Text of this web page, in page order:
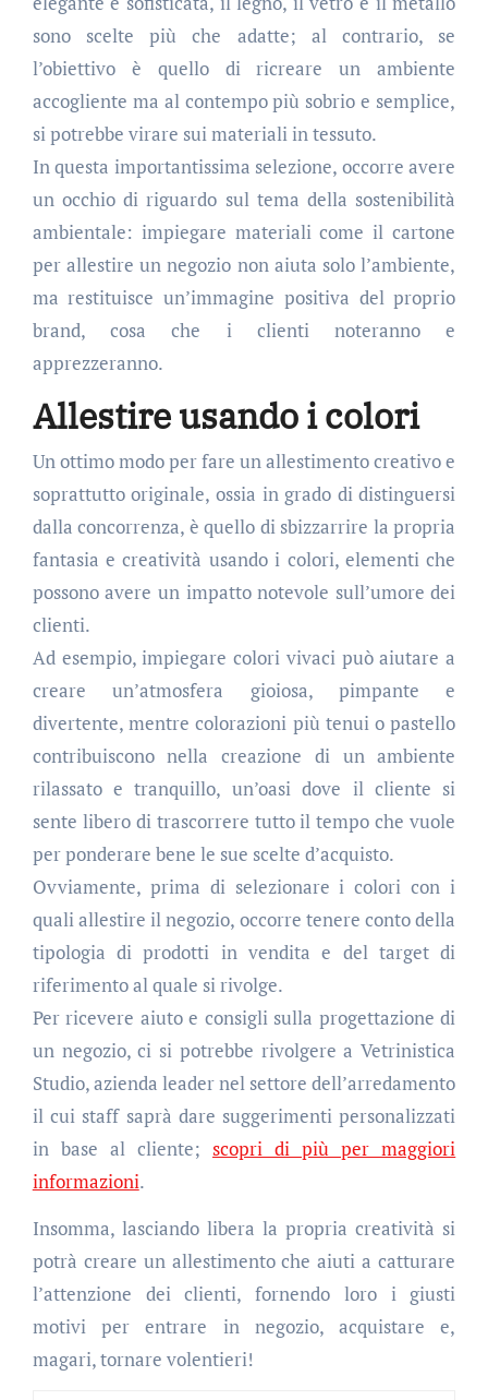
sono scelte più che adatte; al contrario, se
l’obiettivo è quello di ricreare un ambiente
accogliente ma al contempo più sobrio e semplice,
si potrebbe virare sui materiali in tessuto.
In questa importantissima selezione, occorre avere
un occhio di riguardo sul tema della sostenibilità
ambientale: impiegare materiali come il cartone
per allestire un negozio non aiuta solo l’ambiente,
ma restituisce un’immagine positiva del proprio
brand, cosa che i clienti noteranno e
apprezzeranno.
Allestire usando i colori
Un ottimo modo per fare un allestimento creativo e
soprattutto originale, ossia in grado di distinguersi
dalla concorrenza, è quello di sbizzarrire la propria
fantasia e creatività usando i colori, elementi che
possono avere un impatto notevole sull’umore dei
clienti.
Ad esempio, impiegare colori vivaci può aiutare a
creare un’atmosfera gioiosa, pimpante e
divertente, mentre colorazioni più tenui o pastello
contribuiscono nella creazione di un ambiente
rilassato e tranquillo, un’oasi dove il cliente si
sente libero di trascorrere tutto il tempo che vuole
per ponderare bene le sue scelte d’acquisto.
Ovviamente, prima di selezionare i colori con i
quali allestire il negozio, occorre tenere conto della
tipologia di prodotti in vendita e del target di
riferimento al quale si rivolge.
Per ricevere aiuto e consigli sulla progettazione di
un negozio, ci si potrebbe rivolgere a Vetrinistica
Studio, azienda leader nel settore dell’arredamento
il cui staff saprà dare suggerimenti personalizzati
in base al cliente; scopri di più per maggiori
informazioni.
Insomma, lasciando libera la propria creatività si
potrà creare un allestimento che aiuti a catturare
l’attenzione dei clienti, fornendo loro i giusti
motivi per entrare in negozio, acquistare e,
magari, tornare volentieri!